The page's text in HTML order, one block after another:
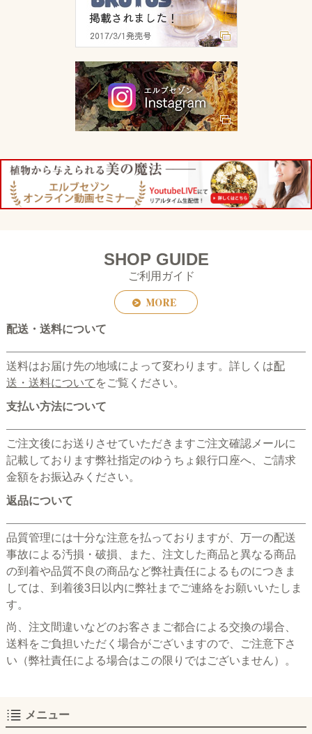
SHOP GUIDE
ご利用ガイド
配送・送料について
送料はお届け先の地域によって変わります。詳しくは配
送・送料について をご覧ください。
支払い方法について
ご注文後にお送りさせていただきますご注文確認メールに
記載しております弊社指定のゆうちょ銀行口座へ、ご請求
金額をお振込みください。
返品について
品質管理には十分な注意を払っておりますが、万一の配送
事故による汚損・破損、また、注文した商品と異なる商品
の到着や品質不良の商品など弊社責任によるものにつきま
しては、到着後3日以内に弊社までご連絡をお願いいたしま
す。
尚、注文間違いなどのお客さまご都合による交換の場合、
送料をご負担いただく場合がございますので、ご注意下さ
い（弊社責任による場合はこの限りではございません）。
メニュー